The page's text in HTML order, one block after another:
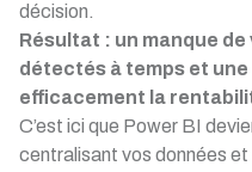
décision.
Résultat : un manque
détectés à temps et
efficacement la
C’est ici que Power BI
centralisant vos données